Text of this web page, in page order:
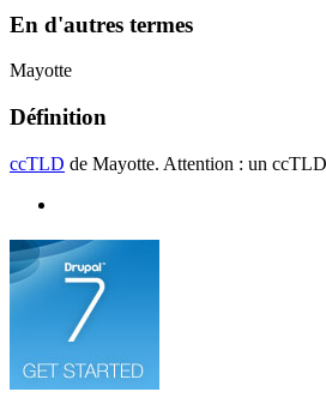
En d'autres termes
Mayotte
Définition
ccTLD de Mayotte. Attention : un ccTLD